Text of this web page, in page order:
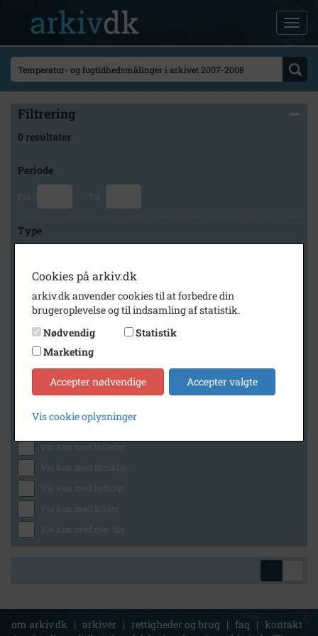
Filtrering
0 resultater
Periode
Fra Til
Type
Arkiv
Brødrene Grams historiske arkiv og museum
Generelt
Vis kun med billeder
Vis kun med filmklip
Vis kun med lydklip
Vis kun med kilder
Vis kun med geo-tag
om arkiv.dk | arkiver | rettigheder og brug | faq | kontakt
Cookies på arkiv.dk
arkiv.dk anvender cookies til at forbedre din
brugeroplevelse og til indsamling af statistik.
Nødvendig
Statistik
Marketing
Accepter nødvendige Accepter valgte
Vis cookie oplysninger